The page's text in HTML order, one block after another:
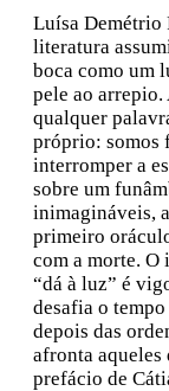
Luísa Demétrio
literatura
boca como um
pele ao arrepio.
qualquer
próprio: somos
interromper a
sobre um
inimagináveis,
primeiro
com a morte.
“dá à luz” é
desafia o
depois das
afronta aqueles
prefácio de